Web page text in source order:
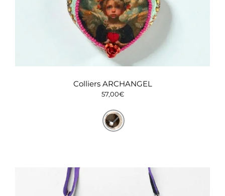
Colliers ARCHANGEL
57,00€